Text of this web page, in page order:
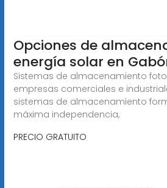
Opciones de
energía solar en
Sistemas de almacenamiento
empresas comerciales e
sistemas de almacenamiento
máxima independencia,
PRECIO GRATUITO